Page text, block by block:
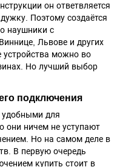
он ответвляется
Поэтому создаётся
наушники с
Львове и других
устройства можно во
Но лучший выбор
подключения
удобными для
они ничем не уступают
Но на самом деле в
В первую очередь
купить стоит в